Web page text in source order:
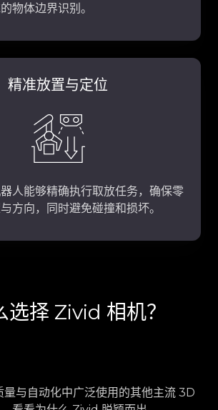
物体边界识别。
精准放置与定位
人能够精确执行取放任务，确保零
方向，同时避免碰撞和损坏。
选择 Zivid 相机？
与自动化中广泛使用的其他主流 3D